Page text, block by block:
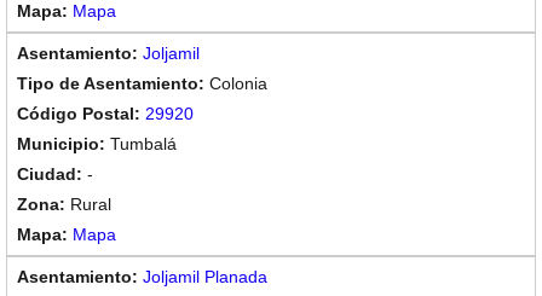
Mapa
Joljamil
Colonia
29920
Tumbalá
-
Rural
Mapa
Joljamil Planada